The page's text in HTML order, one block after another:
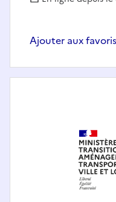
Ajouter aux favoris